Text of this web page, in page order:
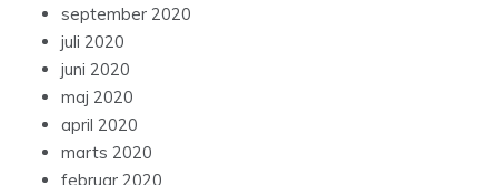
september 2020
juli 2020
juni 2020
maj 2020
april 2020
marts 2020
februar 2020